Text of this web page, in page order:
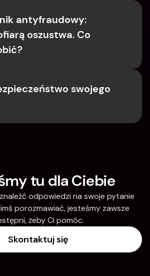
antyfraudowy:
oszustwa. Co
swojego
tu dla Ciebie
odpowiedzi na swoje pytanie
porozmawiać, jesteśmy zawsze
żeby Ci pomóc.
Skontaktuj się